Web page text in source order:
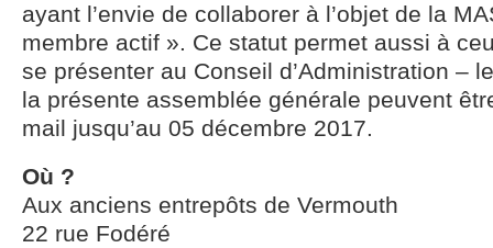
ayant l’envie de collaborer à l’objet de la
membre actif ». Ce statut permet aussi à
se présenter au Conseil d’Administration –
la présente assemblée générale peuvent
mail jusqu’au 05 décembre 2017.
Où ?
Aux anciens entrepôts de Vermouth
22 rue Fodéré